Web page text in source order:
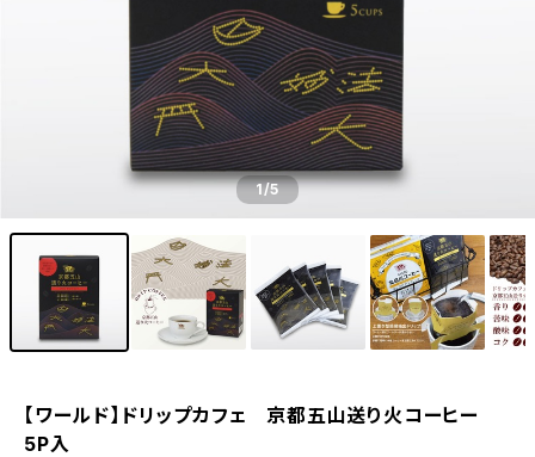
1/5
【ワールド】ドリップカフェ 京都五山送り火コーヒー
5P入